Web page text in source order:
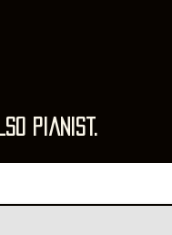
pianist.